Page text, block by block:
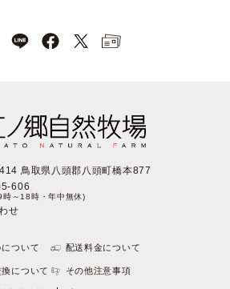
鳥取県八頭郡八頭町橋本877
606
時～18時・年中無休)
せ
ついて 配送料金について
について その他注意事項